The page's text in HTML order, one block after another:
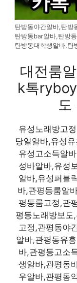
탄방동야간알바,탄방
탄방동bar알바,탄방
탄방동대학생알바,탄
대전룸
k톡
유성노래방고
당일알바,유성
유성고소득알
성바알바,유성
알바,유성퍼블
바,관평동룸알
평동룸고정,관
평동노래방보도
고정,관평동야
알바,관평동유
바,관평동고소
생알바,관평동
우알바,관평동